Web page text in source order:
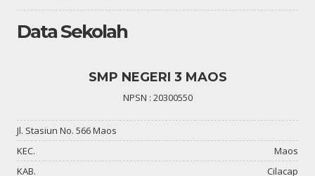
Data Sekolah
SMP NEGERI 3 MAOS
NPSN : 20300550
Jl. Stasiun No. 566 Maos
KEC.
Maos
KAB.
Cilacap